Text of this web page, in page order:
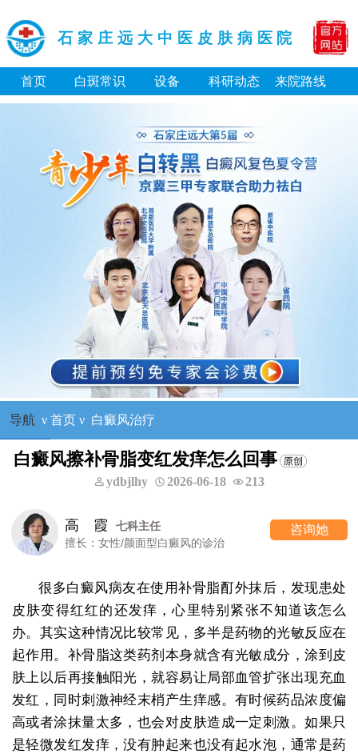
石家庄远大中医皮肤病医院
首页 白斑常识 设备 科研动态 来院路线
导航 ν 首页ν 白癜风治疗
白癜风擦补骨脂变红发痒怎么回事
ydbjlhy 2026-06-18 213
高 霞
七科主任
擅长：女性/颜面型白癜风的诊治
咨询她
很多白癜风病友在使用补骨脂酊外抹后，发现患处
皮肤变得红红的还发痒，心里特别紧张不知道该怎么
办。其实这种情况比较常见，多半是药物的光敏反应在
起作用。补骨脂这类药剂本身就含有光敏成分，涂到皮
肤上以后再接触阳光，就容易让局部血管扩张出现充血
发红，同时刺激神经末梢产生痒感。有时候药品浓度偏
高或者涂抹量太多，也会对皮肤造成一定刺激。如果只
是轻微发红发痒，没有肿起来也没有起水泡，通常是药